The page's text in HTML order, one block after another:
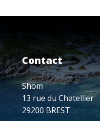
Contact
Shom
13 rue du Chatellier
29200 BREST